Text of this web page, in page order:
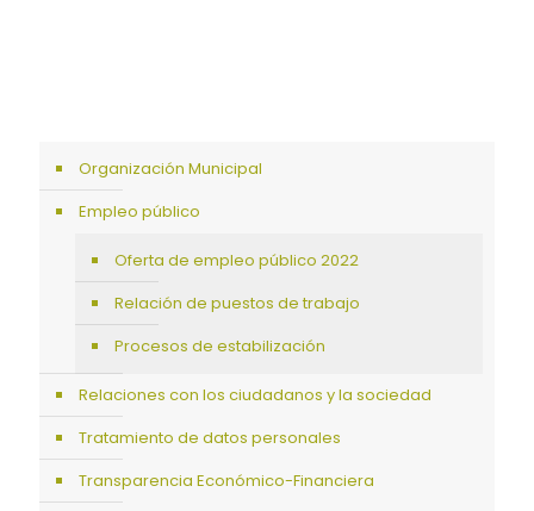
Organización Municipal
Empleo público
Oferta de empleo público 2022
Relación de puestos de trabajo
Procesos de estabilización
Relaciones con los ciudadanos y la sociedad
Tratamiento de datos personales
Transparencia Económico-Financiera